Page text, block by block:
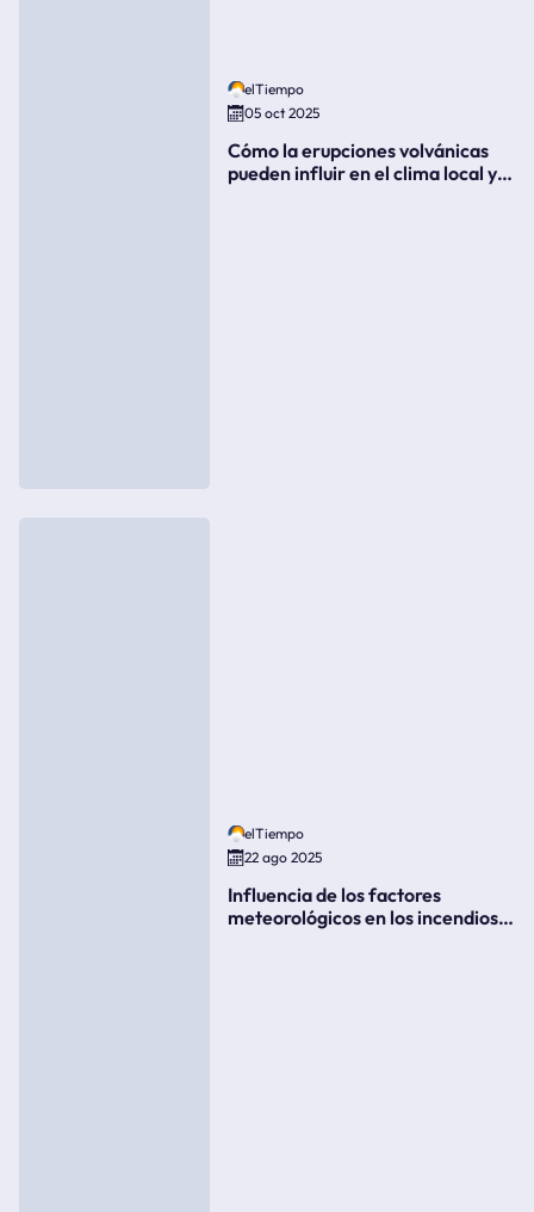
elTiempo
05 oct 2025
Cómo la erupciones volvánicas
pueden influir en el clima local y
elTiempo
22 ago 2025
Influencia de los factores
meteorológicos en los incendios